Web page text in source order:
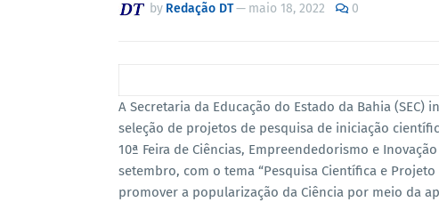
by Redação DT— maio 18, 2022 0
A Secretaria da Educação do Estado da Bahia
seleção de projetos de pesquisa de iniciação
10ª Feira de Ciências, Empreendedorismo e
setembro, com o tema “Pesquisa Científica e Projeto
promover a popularização da Ciência por meio da